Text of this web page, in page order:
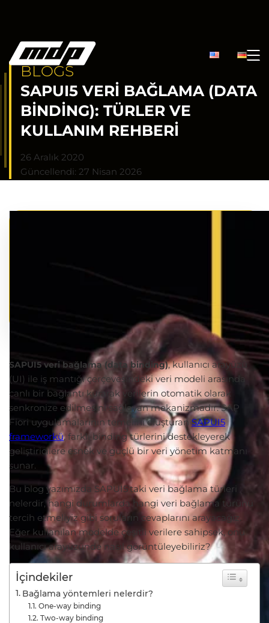
BLOGS
SAPUI5 VERI BAĞLAMA (DATA
BINDING): TÜRLER VE
KULLANIM REHBERI
26 Aralık 2020
Güncellendi: 27 Nisan 2026
SAPUI5 veri bağlama (data binding), kullanıcı arayüzü
(UI) ile iş mantığı çerçevesindeki veri modeli arasında
canlı bir bağlantı kurarak verilerin otomatik olarak
senkronize edilmesini sağlayan mekanizmadır. SAP
Fiori uygulamalarının temelini oluşturan SAPUI5
frameworkü, farklı binding türlerini destekleyerek
geliştiricilere esnek ve güçlü bir veri yönetim katmanı
sunar.
Bu blog yazımızda SAPUI5'taki veri bağlama türleri
nelerdir, hangi durumlarda hangi veri bağlama türünü
tercih etmeliyiz gibi soruların cevaplarını arayacağız.
Eğer kullanılan modelde çeşitli verilere sahipsek, onu
kullanıcı arayüzünde nasıl görüntüleyebiliriz?
İçindekiler
Bağlama yöntemleri nelerdir?
One-way binding
Two-way binding